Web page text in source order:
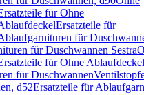
für Ohne
Ersatzteile für
für
für Duschwannen Sestra
für Ohne Ablaufdeckel
für Duschwannen
d52Ersatzteile für